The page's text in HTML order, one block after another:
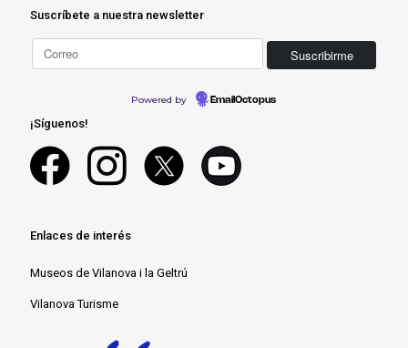
Suscríbete a nuestra newsletter
Powered by EmailOctopus
¡Síguenos!
Enlaces de interés
Museos de Vilanova i la Geltrú
Vilanova Turisme